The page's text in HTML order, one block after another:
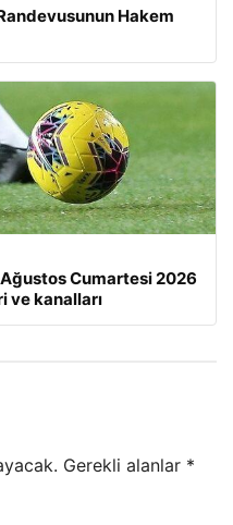
Hakem
Cumartesi 2026
ve kanalları
Gerekli alanlar *